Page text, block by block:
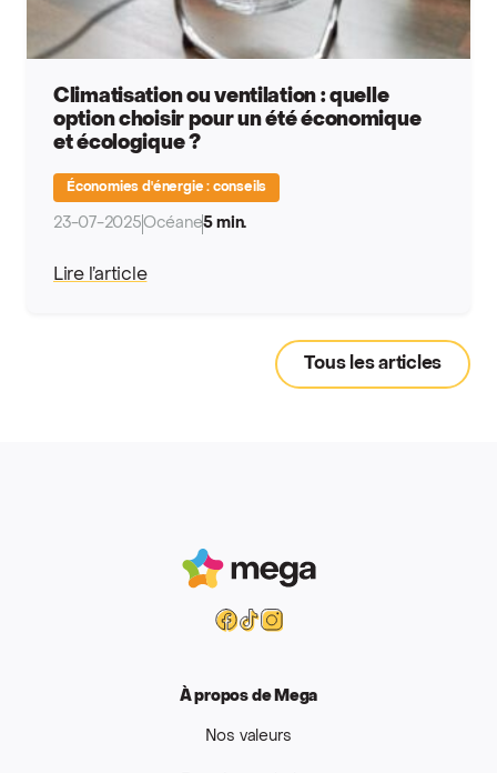
Climatisation ou ventilation : quelle
option choisir pour un été économique
et écologique ?
Économies d'énergie : conseils
23-07-2025Océane5 min.
Lire l’article
Tous les articles
Mega
Facebook
Tiktok
Instagram
À propos de Mega
Nos valeurs